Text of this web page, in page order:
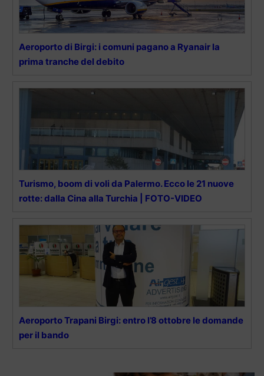
Aeroporto di Birgi: i comuni pagano a Ryanair la
prima tranche del debito
Turismo, boom di voli da Palermo. Ecco le 21 nuove
rotte: dalla Cina alla Turchia | FOTO-VIDEO
Aeroporto Trapani Birgi: entro l’8 ottobre le domande
per il bando